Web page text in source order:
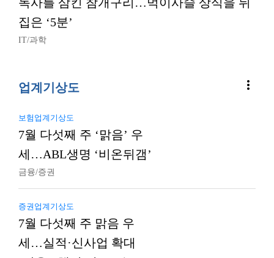
집은 ‘5분’
IT/과학
업계기상도 more_vert
보험업계기상도
7월 다섯째 주 ‘맑음’ 우
세…ABL생명 ‘비온뒤갬’
금융/증권
증권업계기상도
7월 다섯째 주 맑음 우
세…실적·신사업 확대